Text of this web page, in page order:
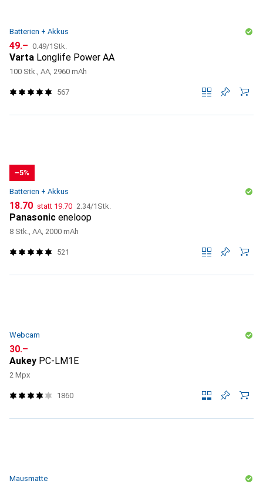
Batterien + Akkus
CHF
49.– CHF
0.49/1Stk.
Varta Longlife Power AA
100 Stk., AA, 2960 mAh
567
−5%
Batterien + Akkus
CHF
18.70 statt CHF
19.70 CHF
2.34/1Stk.
Panasonic eneloop
8 Stk., AA, 2000 mAh
521
Webcam
CHF
30.–
Aukey PC-LM1E
2 Mpx
1860
Mausmatte